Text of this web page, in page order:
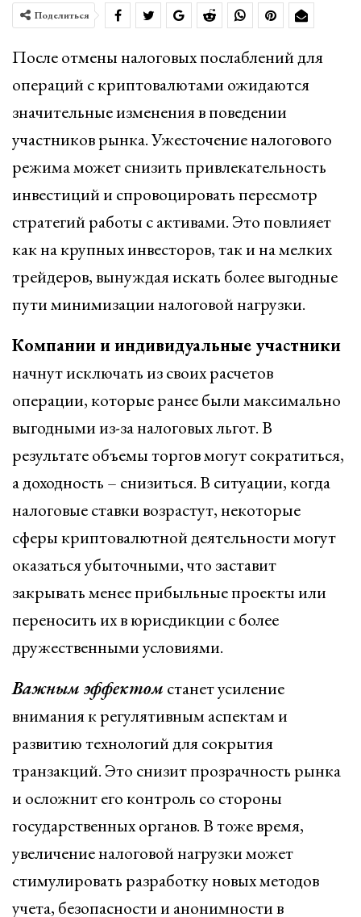
Поделиться
После отмены налоговых послаблений для
операций с криптовалютами ожидаются
значительные изменения в поведении
участников рынка. Ужесточение налогового
режима может снизить привлекательность
инвестиций и спровоцировать пересмотр
стратегий работы с активами. Это повлияет
как на крупных инвесторов, так и на мелких
трейдеров, вынуждая искать более выгодные
пути минимизации налоговой нагрузки.
Компании и индивидуальные участники
начнут исключать из своих расчетов
операции, которые ранее были максимально
выгодными из-за налоговых льгот. В
результате объемы торгов могут сократиться,
а доходность – снизиться. В ситуации, когда
налоговые ставки возрастут, некоторые
сферы криптовалютной деятельности могут
оказаться убыточными, что заставит
закрывать менее прибыльные проекты или
переносить их в юрисдикции с более
дружественными условиями.
Важным эффектом станет усиление
внимания к регулятивным аспектам и
развитию технологий для сокрытия
транзакций. Это снизит прозрачность рынка
и осложнит его контроль со стороны
государственных органов. В тоже время,
увеличение налоговой нагрузки может
стимулировать разработку новых методов
учета, безопасности и анонимности в